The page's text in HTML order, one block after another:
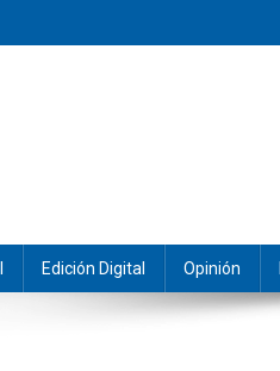
Edición Digital Opinión